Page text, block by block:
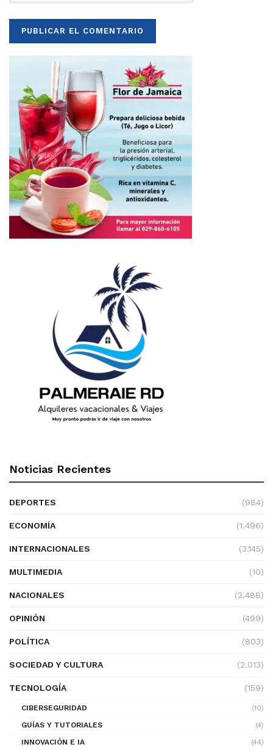
Noticias Recientes
DEPORTES (984)
ECONOMÍA (1.496)
INTERNACIONALES (3.145)
MULTIMEDIA (10)
NACIONALES (2.488)
OPINIÓN (499)
POLÍTICA (803)
SOCIEDAD Y CULTURA (2.013)
TECNOLOGÍA (159)
CIBERSEGURIDAD
(10)
GUÍAS Y TUTORIALES
(4)
INNOVACIÓN E IA
(44)